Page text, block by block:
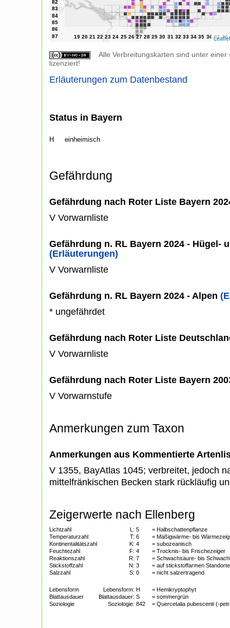
Leaflet
Alle Verbreitungskarten sind unter einer
lizenziert!
Erläuterungen zum Datenbestand
Status in Bayern
H einheimisch
Gefährdung
Gefährdung nach Roter Liste Bayern
V Vorwarnliste
Gefährdung n. RL Bayern 2024 - Hügel-
(Erläuterungen)
V Vorwarnliste
Gefährdung n. RL Bayern 2024 - Alpen
* ungefährdet
Gefährdung nach Roter Liste
V Vorwarnliste
Gefährdung nach Roter Liste Bayern
V Vorwarnstufe
Anmerkungen zum Taxon
Anmerkungen aus Kommentierte
V 1355, BayAtlas 1045; verbreitet, jedoch
mittelfränkischen Becken stark rückläufig
Zeigerwerte nach Ellenberg
Lichtzahl L: 5
= Halbschattenpflanze
Temperaturzahl
T: 6
= Mäßigwärme- bis
Kontinentalitätszahl
K: 4
= subozeanisch
Feuchtezahl
F: 4
= Trocknis- bis Frischezeiger
Reaktionszahl
R: 7
= Schwachsäure- bis
Stickstoffzahl
N: 3
= auf stickstoffarmen
Salzzahl
S: 0 = nicht salzertragend
Lebensform Lebensform: H
= Hemikryptophyt
Blattausdauer
Blattausdauer: S
= sommergrün
Soziologie
Soziologie: 842 = Quercetalia pubescenti (-